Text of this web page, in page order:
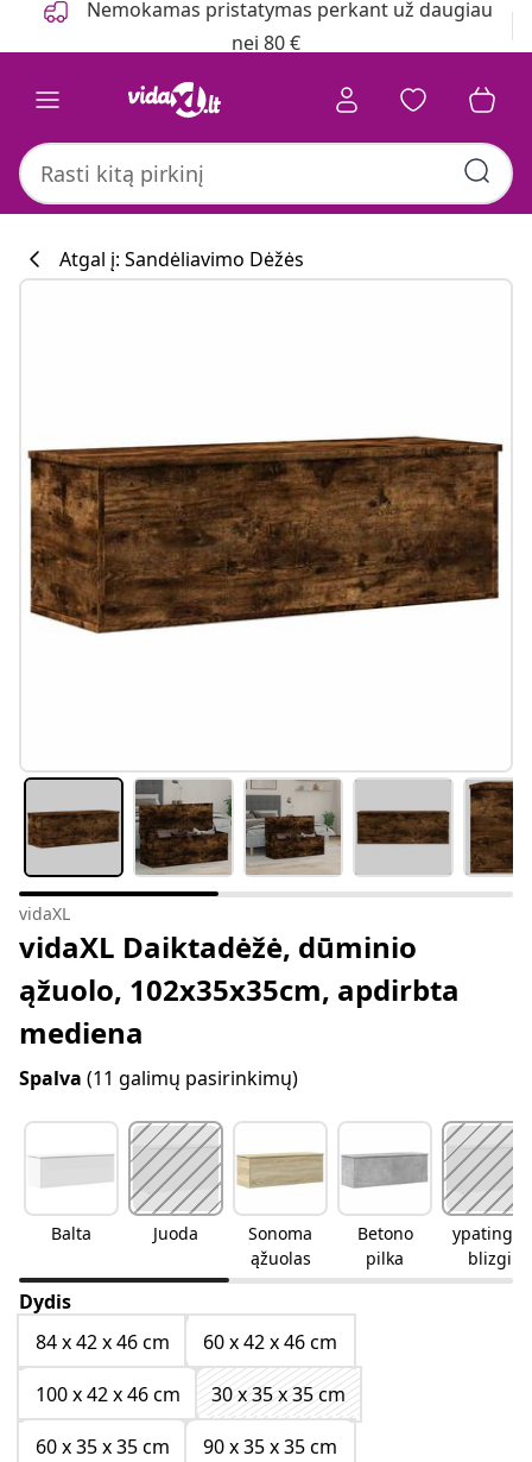
Nemokamas pristatymas perkant už daugiau
nei 80 €
Atgal į: Sandėliavimo Dėžės
vidaXL
vidaXL Daiktadėžė, dūminio
ąžuolo, 102x35x35cm, apdirbta
mediena
Spalva (11 galimų pasirinkimų)
Balta Juoda
Sonoma
ąžuolas
Betono
pilka
ypatingai
blizgi
juoda
Dydis
84 x 42 x 46 cm
60 x 42 x 46 cm
100 x 42 x 46 cm
30 x 35 x 35 cm
60 x 35 x 35 cm
90 x 35 x 35 cm